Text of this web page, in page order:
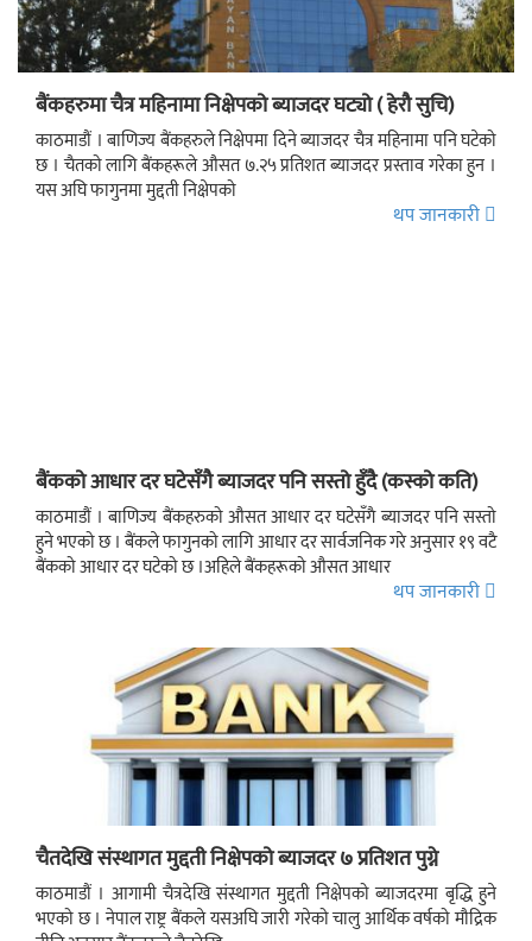
बैंकहरुमा चैत्र महिनामा निक्षेपको ब्याजदर घट्यो ( हेरौ सुचि)
काठमाडौं । बाणिज्य बैंकहरुले निक्षेपमा दिने ब्याजदर चैत्र महिनामा पनि घटेको
छ । चैतको लागि बैंकहरूले औसत ७.२५ प्रतिशत ब्याजदर प्रस्ताव गरेका हुन ।
यस अघि फागुनमा मुद्दती निक्षेपको
थप जानकारी
बैंकको आधार दर घटेसँगै ब्याजदर पनि सस्तो हुँदै (कस्को कति)
काठमाडौं । बाणिज्य बैंकहरुको औसत आधार दर घटेसँगै ब्याजदर पनि सस्तो
हुने भएको छ । बैंकले फागुनको लागि आधार दर सार्वजनिक गरे अनुसार १९ वटै
बैंकको आधार दर घटेको छ ।अहिले बैंकहरूको औसत आधार
थप जानकारी
चैतदेखि संस्थागत मुद्दती निक्षेपको ब्याजदर ७ प्रतिशत पुग्ने
काठमाडौं । आगामी चैत्रदेखि संस्थागत मुद्दती निक्षेपको ब्याजदरमा बृद्धि हुने
भएको छ । नेपाल राष्ट्र बैंकले यसअघि जारी गरेको चालु आर्थिक वर्षको मौद्रिक